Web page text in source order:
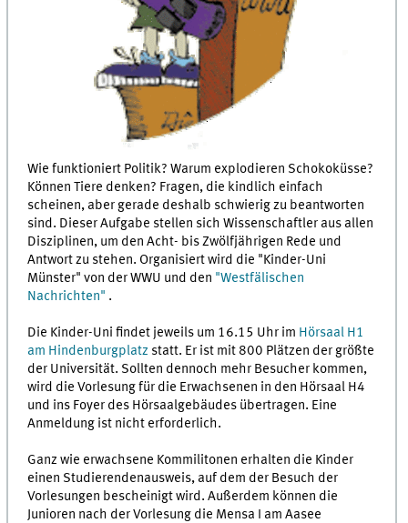
Wie funktioniert Politik? Warum explodieren Schokoküsse?
Können Tiere denken? Fragen, die kindlich einfach
scheinen, aber gerade deshalb schwierig zu beantworten
sind. Dieser Aufgabe stellen sich Wissenschaftler aus allen
Disziplinen, um den Acht- bis Zwölfjährigen Rede und
Antwort zu stehen. Organisiert wird die "Kinder-Uni
Münster" von der WWU und den "Westfälischen
Nachrichten" .
Die Kinder-Uni findet jeweils um 16.15 Uhr im Hörsaal H1
am Hindenburgplatz statt. Er ist mit 800 Plätzen der größte
der Universität. Sollten dennoch mehr Besucher kommen,
wird die Vorlesung für die Erwachsenen in den Hörsaal H4
und ins Foyer des Hörsaalgebäudes übertragen. Eine
Anmeldung ist nicht erforderlich.
Ganz wie erwachsene Kommilitonen erhalten die Kinder
einen Studierendenausweis, auf dem der Besuch der
Vorlesungen bescheinigt wird. Außerdem können die
Junioren nach der Vorlesung die Mensa I am Aasee